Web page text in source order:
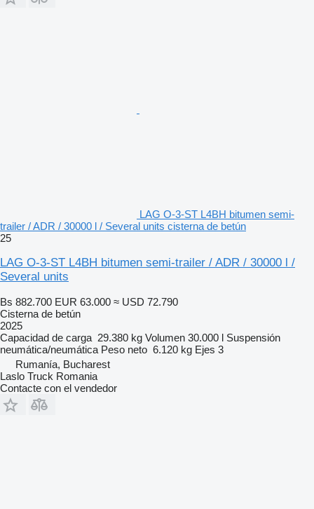
LAG O-3-ST L4BH bitumen semi-
trailer / ADR / 30000 l / Several units cisterna de betún
25
LAG O-3-ST L4BH bitumen semi-trailer / ADR / 30000 l /
Several units
Bs 882.700 EUR 63.000 ≈ USD 72.790
Cisterna de betún
2025
Capacidad de carga 29.380 kg Volumen 30.000 l Suspensión
neumática/neumática Peso neto 6.120 kg Ejes 3
Rumanía, Bucharest
Laslo Truck Romania
Contacte con el vendedor